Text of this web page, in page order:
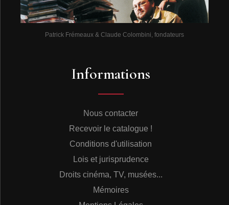
Patrick Frémeaux & Claude Colombini, fondateurs
Informations
Nous contacter
Recevoir le catalogue !
Conditions d'utilisation
Lois et jurisprudence
Droits cinéma, TV, musées...
Mémoires